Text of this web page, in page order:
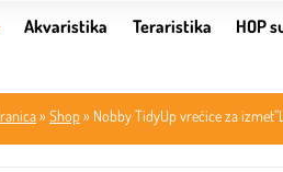
Akvaristika Teraristika HOP
» Shop» Nobby TidyUp vrećice za